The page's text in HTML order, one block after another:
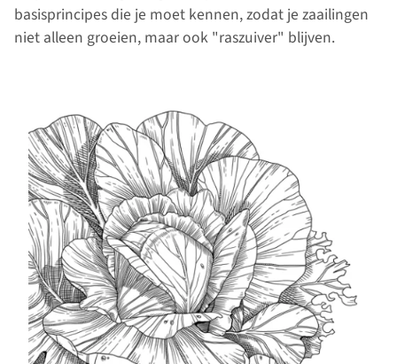
basisprincipes die je moet kennen, zodat je zaailingen
niet alleen groeien, maar ook "raszuiver" blijven.